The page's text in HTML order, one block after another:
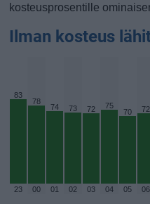
kosteusprosentille
Ilman kosteus
83
78
74 73 72 75
70 72
23 00 01 02 03 04 05 06